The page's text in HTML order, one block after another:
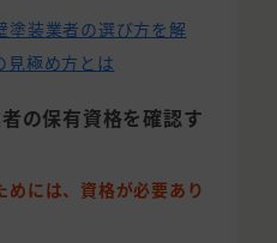
塗装業者の選び方を解
見極め方とは
の保有資格を確認す
めには、資格が必要あり